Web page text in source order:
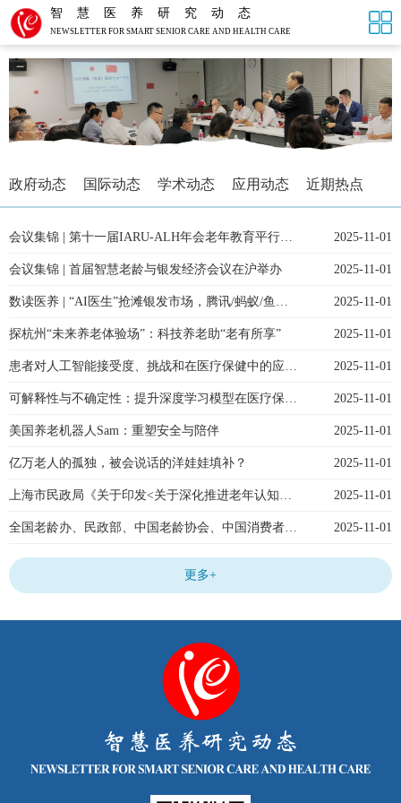
智慧医养研究动态
NEWSLETTER FOR SMART SENIOR CARE AND HEALTH CARE
政府动态 国际动态 学术动态 应用动态 近期热点
2025-11-01
会议集锦 | 第十一届IARU-ALH年会老年教育平行论坛暨全国智慧健康养老行业产教融合共同体2025年会
2025-11-01
会议集锦 | 首届智慧老龄与银发经济会议在沪举办
2025-11-01
数读医养 | “AI医生”抢滩银发市场，腾讯/蚂蚁/鱼跃纷纷入局
2025-11-01
探杭州“未来养老体验场”：科技养老助“老有所享”
2025-11-01
患者对人工智能接受度、挑战和在医疗保健中的应用的看法：定性研究
2025-11-01
可解释性与不确定性：提升深度学习模型在医疗保健领域的可靠性
2025-11-01
美国养老机器人Sam：重塑安全与陪伴
2025-11-01
亿万老人的孤独，被会说话的洋娃娃填补？
2025-11-01
上海市民政局《关于印发<关于深化推进老年认知障碍友好社区建设的实施方案（2025—2030年）>的通知》
2025-11-01
全国老龄办、民政部、中国老龄协会、中国消费者协会发出提醒《养老服务防风险 理性消费守安全》
更多+